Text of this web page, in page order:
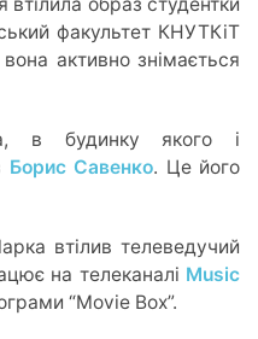
факультет КНУТКіТ
активно знімається
в будинку якого і
Борис Савенко. Це його
втілив телеведучий
на телеканалі Music
“Movie Box”.